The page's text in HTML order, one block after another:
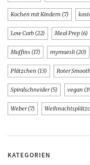
Kochen mit Kindern (7)
Low Carb (22) Meal Prep (6)
Muffins (17) mymuesli (20)
Plätzchen (13) Roter
Spiralschneider(5) vegan
Weber(7)
KATEGORIEN